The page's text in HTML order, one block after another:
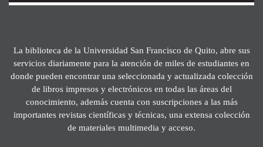
La biblioteca de la Universidad San Francisco de Quito, abre sus
servicios diariamente para la atención de miles de estudiantes en
donde pueden encontrar una seleccionada y actualizada colección
de libros impresos y electrónicos en todas las áreas del
conocimiento, además cuenta con suscripciones a las más
importantes revistas científicas y técnicas, una extensa colección
de materiales multimedia y acceso.